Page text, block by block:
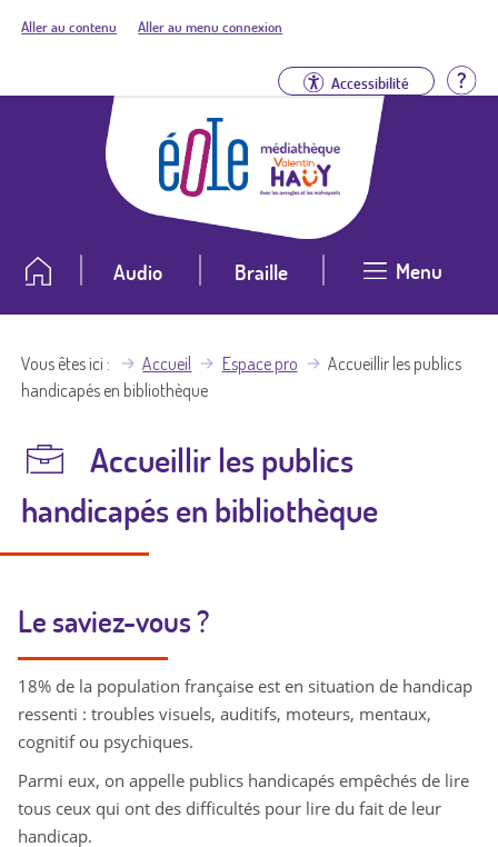
Aller au contenu Aller au menu connexion
Accessibilité
Audio Braille Menu
Vous êtes ici Accueil Espace pro
Accueillir les publics
handicapés en bibliothèque
Accueillir les publics
handicapés en bibliothèque
Le saviez-vous ?
18% de la population française est en situation de handicap
ressenti : troubles visuels, auditifs, moteurs, mentaux,
cognitif ou psychiques.
Parmi eux, on appelle publics handicapés empêchés de lire
tous ceux qui ont des difficultés pour lire du fait de leur
handicap.